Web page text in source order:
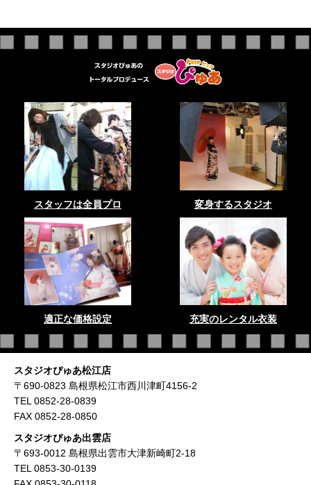
スタッフは全員プロ 変身するスタジオ
適正な価格設定 充実のレンタル衣装
スタジオぴゅあ松江店
〒690-0823 島根県松江市西川津町4156-2
TEL 0852-28-0839
FAX 0852-28-0850
スタジオぴゅあ出雲店
〒693-0012 島根県出雲市大津新崎町2-18
TEL 0853-30-0139